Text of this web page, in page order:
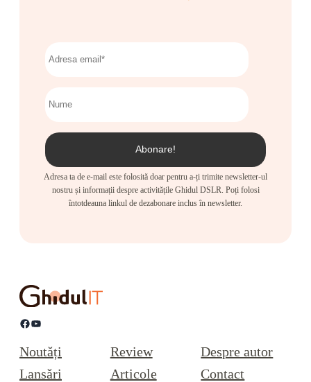
Adresa ta de e-mail este folosită doar pentru a-ți trimite newsletter-ul
nostru și informații despre activitățile Ghidul DSLR. Poți folosi
întotdeauna linkul de dezabonare inclus în newsletter.
Facebook YouTube
Noutăți
Lansări
Review
Articole
Despre autor
Contact